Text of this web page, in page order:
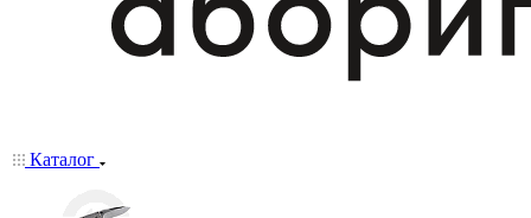
Каталог